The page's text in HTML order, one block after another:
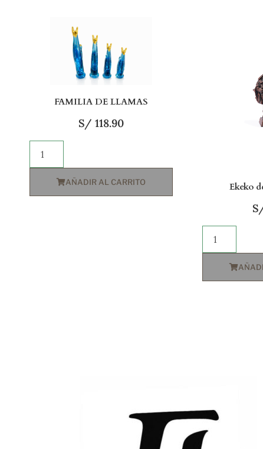
FAMILIA DE LLAMAS
S/ 118.90
AÑADIR AL CARRITO Ekeko